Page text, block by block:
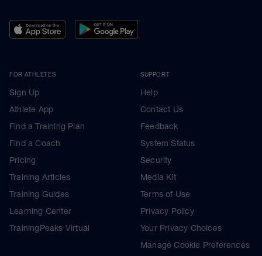
FOR ATHLETES
Sign Up
Athlete App
Find a Training Plan
Find a Coach
Pricing
Training Articles
Training Guides
Learning Center
TrainingPeaks Virtual
SUPPORT
Help
Contact Us
Feedback
System Status
Security
Media Kit
Terms of Use
Privacy Policy
Your Privacy Choices
Manage Cookie Preferences